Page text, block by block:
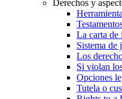
Derechos y
La carta de
Sistema de
Los
Si violan
Opciones
Tutela o